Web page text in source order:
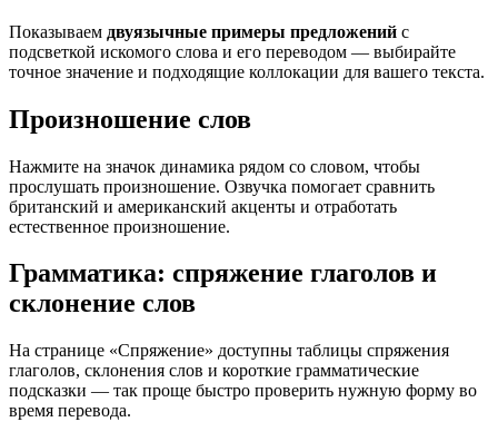
Показываем двуязычные примеры предложений с
подсветкой искомого слова и его переводом — выбирайте
точное значение и подходящие коллокации для вашего текста.
Произношение слов
Нажмите на значок динамика рядом со словом, чтобы
прослушать произношение. Озвучка помогает сравнить
британский и американский акценты и отработать
естественное произношение.
Грамматика: спряжение глаголов и
склонение слов
На странице «Спряжение» доступны таблицы спряжения
глаголов, склонения слов и короткие грамматические
подсказки — так проще быстро проверить нужную форму во
время перевода.